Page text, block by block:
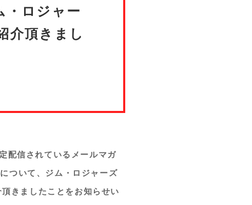
・ロジャー
頂きまし
配信されているメールマガ
ついて、ジム・ロジャーズ
きましたことをお知らせい